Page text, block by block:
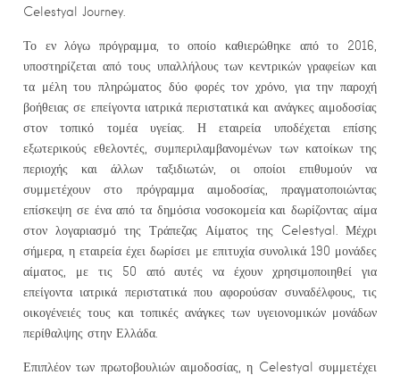
Celestyal Journey.
Το εν λόγω πρόγραμμα, το οποίο καθιερώθηκε από το 2016,
υποστηρίζεται από τους υπαλλήλους των κεντρικών γραφείων και
τα μέλη του πληρώματος δύο φορές τον χρόνο, για την παροχή
βοήθειας σε επείγοντα ιατρικά περιστατικά και ανάγκες αιμοδοσίας
στον τοπικό τομέα υγείας. Η εταιρεία υποδέχεται επίσης
εξωτερικούς εθελοντές, συμπεριλαμβανομένων των κατοίκων της
περιοχής και άλλων ταξιδιωτών, οι οποίοι επιθυμούν να
συμμετέχουν στο πρόγραμμα αιμοδοσίας, πραγματοποιώντας
επίσκεψη σε ένα από τα δημόσια νοσοκομεία και δωρίζοντας αίμα
στον λογαριασμό της Τράπεζας Αίματος της Celestyal. Μέχρι
σήμερα, η εταιρεία έχει δωρίσει με επιτυχία συνολικά 190 μονάδες
αίματος, με τις 50 από αυτές να έχουν χρησιμοποιηθεί για
επείγοντα ιατρικά περιστατικά που αφορούσαν συναδέλφους, τις
οικογένειές τους και τοπικές ανάγκες των υγειονομικών μονάδων
περίθαλψης στην Ελλάδα.
Επιπλέον των πρωτοβουλιών αιμοδοσίας, η Celestyal συμμετέχει